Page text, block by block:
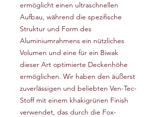
ermöglicht einen ultraschnellen
Aufbau, während die spezifische
Struktur und Form des
Aluminiumrahmens ein nützliches
Volumen und eine für ein Biwak
dieser Art optimierte Deckenhöhe
ermöglichen. Wir haben den äußerst
zuverlässigen und beliebten Ven-Tec-
Stoff mit einem khakigrünen Finish
verwendet, das durch die Fox-